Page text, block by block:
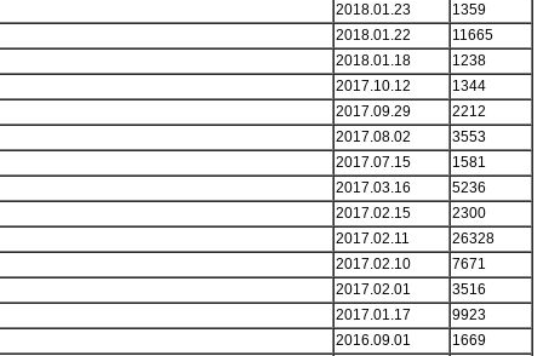
2018.01.23
1359
2018.01.22
11665
2018.01.18
1238
2017.10.12
1344
2017.09.29
2212
2017.08.02
3553
2017.07.15
1581
2017.03.16
5236
2017.02.15
2300
2017.02.11
26328
2017.02.10
7671
2017.02.01
3516
2017.01.17
9923
2016.09.01
1669